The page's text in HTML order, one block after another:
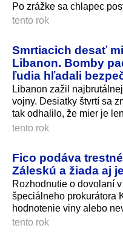
Po zrážke sa chlapec
tento rok
Smrtiacich desať
Libanon. Bomby
ľudia hľadali
Libanon zažil
vojny. Desiatky štvrtí sa
tak odhalilo, že mier je
tento rok
Fico podáva
Záleskú a žiada aj
Rozhodnutie o dovolaní
špeciálneho prokurátora
hodnotenie viny alebo
tento rok